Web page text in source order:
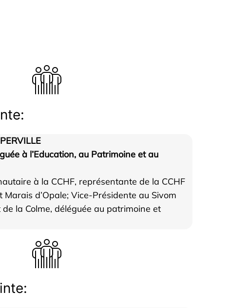
à l’Education, au Patrimoine et au
à la CCHF, représentante de la CCHF
Marais d’Opale; Vice-Présidente au Sivom
de la Colme, déléguée au patrimoine et